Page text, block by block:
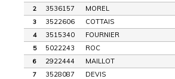
2 3536157 MOREL
3 3522606 COTTAIS
4 3515340 FOURNIER
5 5022243 ROC
6 2922444 MAILLOT
7 3528087 DEVIS